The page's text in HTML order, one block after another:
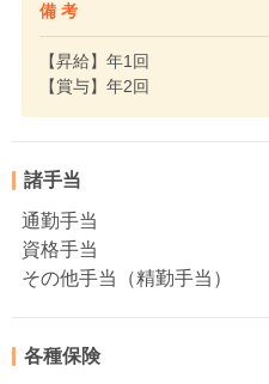
備 考
【昇給】年1回
【賞与】年2回
諸手当
通勤手当
資格手当
その他手当（精勤手当）
各種保険